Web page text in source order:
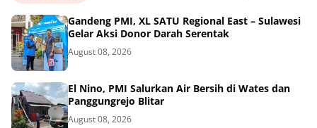
Gandeng PMI, XL SATU Regional East – Sulawesi
Gelar Aksi Donor Darah Serentak
August 08, 2026
El Nino, PMI Salurkan Air Bersih di Wates dan
Panggungrejo Blitar
August 08, 2026